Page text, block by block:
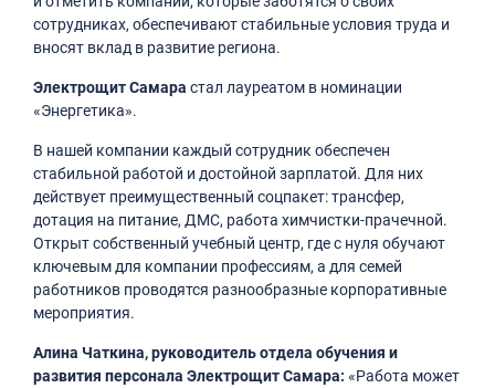
сотрудниках, обеспечивают стабильные условия труда и
вносят вклад в развитие региона.
Электрощит Самара стал лауреатом в номинации
«Энергетика».
В нашей компании каждый сотрудник обеспечен
стабильной работой и достойной зарплатой. Для них
действует преимущественный соцпакет: трансфер,
дотация на питание, ДМС, работа химчистки-прачечной.
Открыт собственный учебный центр, где с нуля обучают
ключевым для компании профессиям, а для семей
работников проводятся разнообразные корпоративные
мероприятия.
Алина Чаткина, руководитель отдела обучения и
развития персонала Электрощит Самара: «Работа может